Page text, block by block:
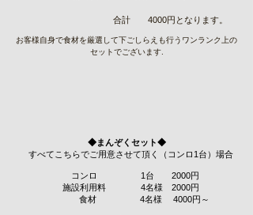
合計 4000円となります。
お客様自身で食材を厳選して下ごしらえも行うワンランク上の
セットでございます.
◆まんぞくセット◆
すべてこちらでご用意させて頂く（コンロ1台）場合
コンロ 1台 2000円
施設利用料 4名様 2000円
食材 4名様 4000円～